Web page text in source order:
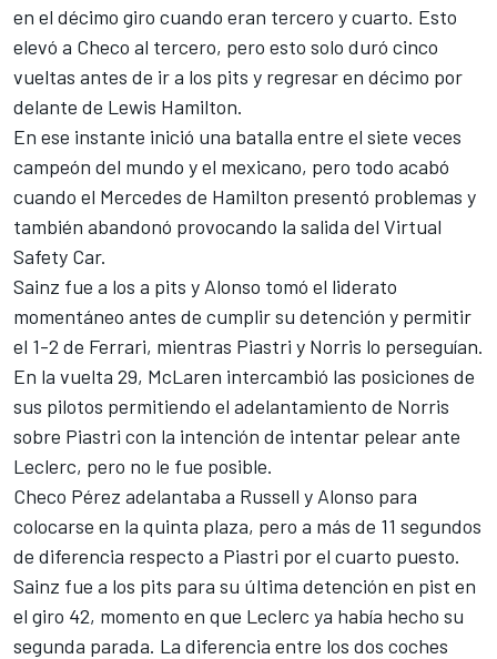
en el décimo giro cuando eran tercero y cuarto. Esto
elevó a Checo al tercero, pero esto solo duró cinco
vueltas antes de ir a los pits y regresar en décimo por
delante de Lewis Hamilton.
En ese instante inició una batalla entre el siete veces
campeón del mundo y el mexicano, pero todo acabó
cuando el Mercedes de Hamilton presentó problemas y
también abandonó provocando la salida del Virtual
Safety Car.
Sainz fue a los a pits y Alonso tomó el liderato
momentáneo antes de cumplir su detención y permitir
el 1-2 de Ferrari, mientras Piastri y Norris lo perseguían.
En la vuelta 29, McLaren intercambió las posiciones de
sus pilotos permitiendo el adelantamiento de Norris
sobre Piastri con la intención de intentar pelear ante
Leclerc, pero no le fue posible.
Checo Pérez adelantaba a Russell y Alonso para
colocarse en la quinta plaza, pero a más de 11 segundos
de diferencia respecto a Piastri por el cuarto puesto.
Sainz fue a los pits para su última detención en pist en
el giro 42, momento en que Leclerc ya había hecho su
segunda parada. La diferencia entre los dos coches